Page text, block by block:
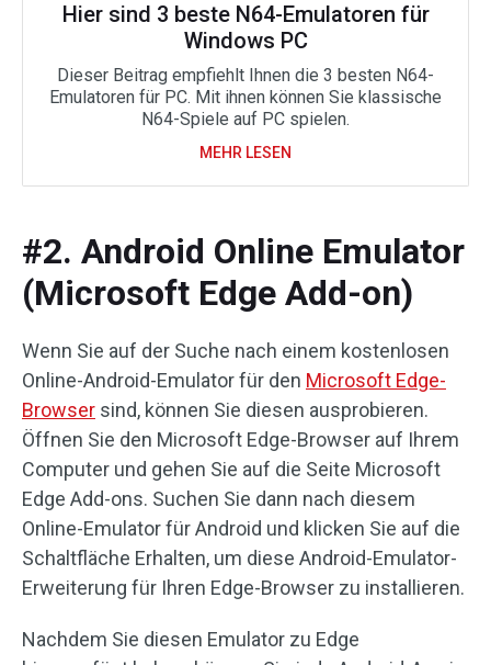
Hier sind 3 beste N64-Emulatoren für
Windows PC
Dieser Beitrag empfiehlt Ihnen die 3 besten N64-
Emulatoren für PC. Mit ihnen können Sie klassische
N64-Spiele auf PC spielen.
MEHR LESEN
#2. Android Online Emulator
(Microsoft Edge Add-on)
Wenn Sie auf der Suche nach einem kostenlosen
Online-Android-Emulator für den Microsoft Edge-
Browser sind, können Sie diesen ausprobieren.
Öffnen Sie den Microsoft Edge-Browser auf Ihrem
Computer und gehen Sie auf die Seite Microsoft
Edge Add-ons. Suchen Sie dann nach diesem
Online-Emulator für Android und klicken Sie auf die
Schaltfläche Erhalten, um diese Android-Emulator-
Erweiterung für Ihren Edge-Browser zu installieren.
Nachdem Sie diesen Emulator zu Edge